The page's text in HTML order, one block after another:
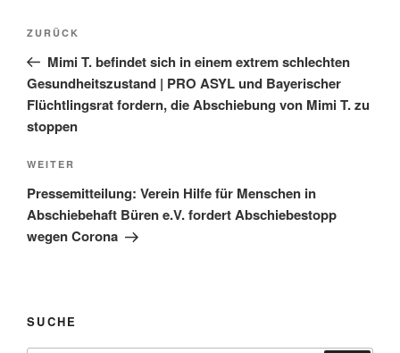
ZURÜCK
Mimi T. befindet sich in einem extrem schlechten
Gesundheitszustand | PRO ASYL und Bayerischer
Flüchtlingsrat fordern, die Abschiebung von Mimi T. zu
stoppen
WEITER
Pressemitteilung: Verein Hilfe für Menschen in
Abschiebehaft Büren e.V. fordert Abschiebestopp
wegen Corona
SUCHE